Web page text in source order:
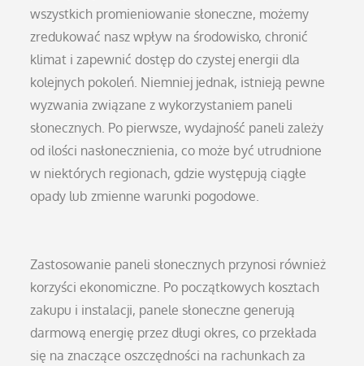
wszystkich promieniowanie słoneczne, możemy
zredukować nasz wpływ na środowisko, chronić
klimat i zapewnić dostęp do czystej energii dla
kolejnych pokoleń. Niemniej jednak, istnieją pewne
wyzwania związane z wykorzystaniem paneli
słonecznych. Po pierwsze, wydajność paneli zależy
od ilości nasłonecznienia, co może być utrudnione
w niektórych regionach, gdzie występują ciągłe
opady lub zmienne warunki pogodowe.
Zastosowanie paneli słonecznych przynosi również
korzyści ekonomiczne. Po początkowych kosztach
zakupu i instalacji, panele słoneczne generują
darmową energię przez długi okres, co przekłada
się na znaczące oszczędności na rachunkach za